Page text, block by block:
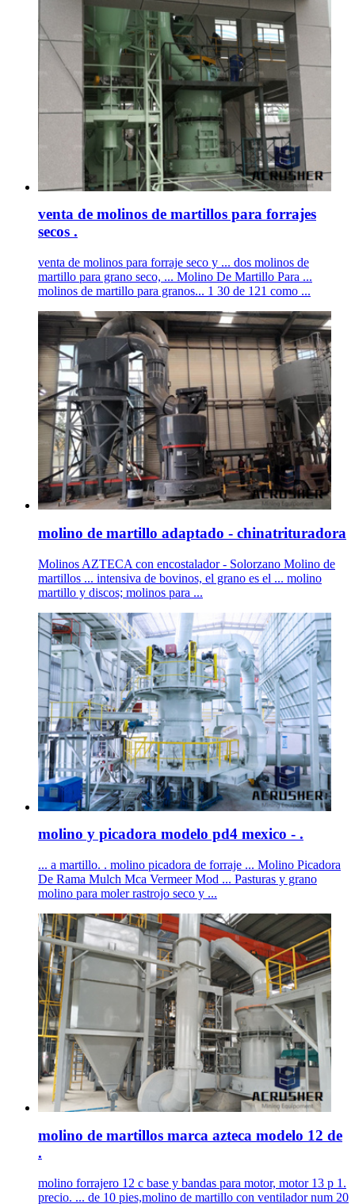
venta de molinos de martillos para forrajes
secos .
venta de molinos para forraje seco y ... dos molinos de
martillo para grano seco, ... Molino De Martillo Para ...
molinos de martillo para granos... 1 30 de 121 como ...
molino de martillo adaptado - chinatrituradora
Molinos AZTECA con encostalador - Solorzano Molino de
martillos ... intensiva de bovinos, el grano es el ... molino
martillo y discos; molinos para ...
molino y picadora modelo pd4 mexico - .
... a martillo. . molino picadora de forraje ... Molino Picadora
De Rama Mulch Mca Vermeer Mod ... Pasturas y grano
molino para moler rastrojo seco y ...
molino de martillos marca azteca modelo 12 de
.
molino forrajero 12 c base y bandas para motor, motor 13 p 1.
precio. ... de 10 pies,molino de martillo con ventilador num 20